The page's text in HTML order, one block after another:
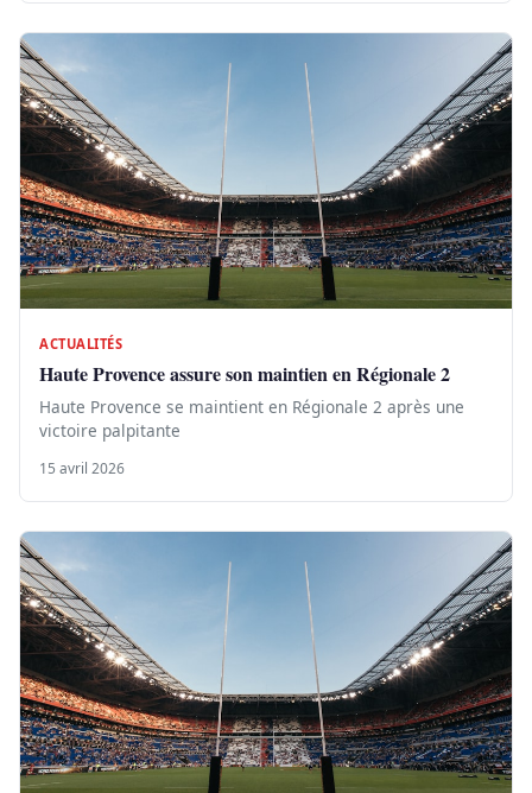
ACTUALITÉS
Haute Provence assure son maintien en Régionale 2
Haute Provence se maintient en Régionale 2 après une
victoire palpitante
15 avril 2026